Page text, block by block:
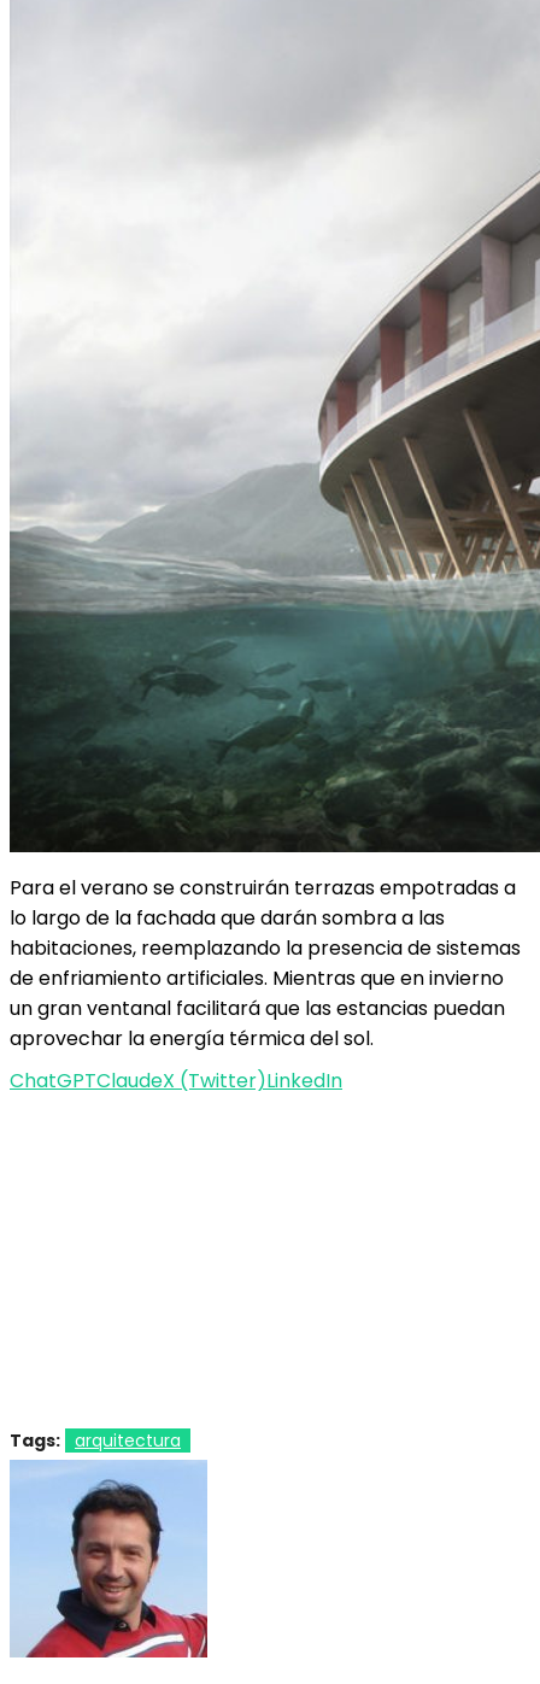
Para el verano se construirán terrazas empotradas a
lo largo de la fachada que darán sombra a las
habitaciones, reemplazando la presencia de sistemas
de enfriamiento artificiales. Mientras que en invierno
un gran ventanal facilitará que las estancias puedan
aprovechar la energía térmica del sol.
ChatGPTClaudeX (Twitter)LinkedIn
Tags: arquitectura